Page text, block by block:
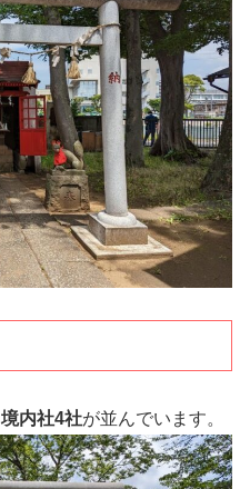
境内社4社が並んでいます。